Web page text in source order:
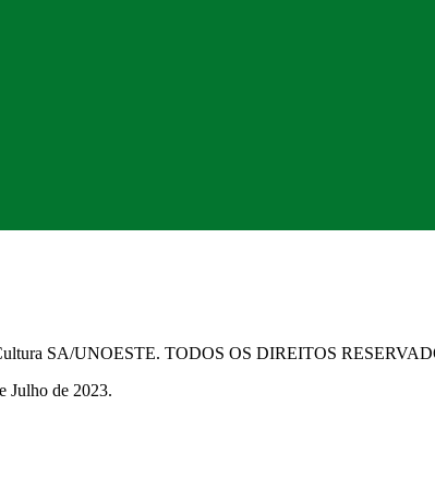
SA/UNOESTE. TODOS OS DIREITOS
Julho de 2023.